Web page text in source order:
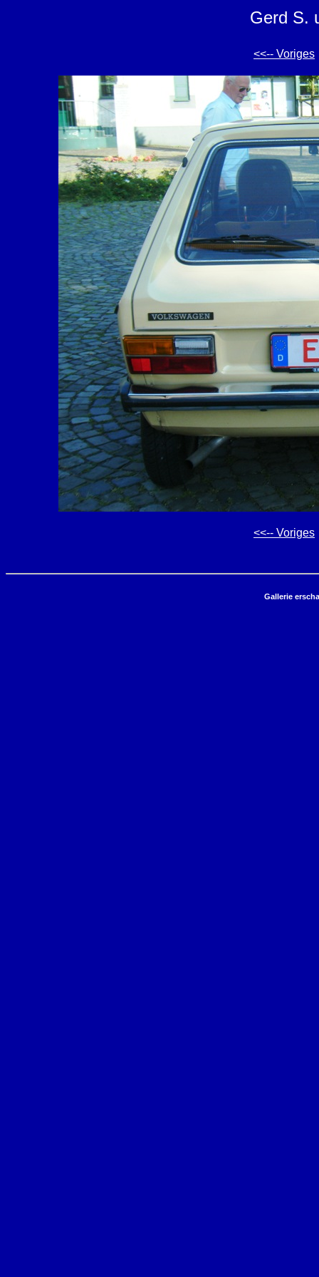
Gerd S.
<<-- Voriges
<<-- Voriges
Gallerie